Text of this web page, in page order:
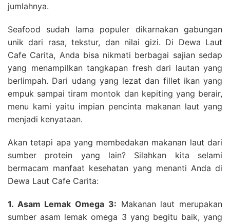
jumlahnya.
Seafood sudah lama populer dikarnakan gabungan
unik dari rasa, tekstur, dan nilai gizi. Di Dewa Laut
Cafe Carita, Anda bisa nikmati berbagai sajian sedap
yang menampilkan tangkapan fresh dari lautan yang
berlimpah. Dari udang yang lezat dan fillet ikan yang
empuk sampai tiram montok dan kepiting yang berair,
menu kami yaitu impian pencinta makanan laut yang
menjadi kenyataan.
Akan tetapi apa yang membedakan makanan laut dari
sumber protein yang lain? Silahkan kita selami
bermacam manfaat kesehatan yang menanti Anda di
Dewa Laut Cafe Carita:
1. Asam Lemak Omega 3: Makanan laut merupakan
sumber asam lemak omega 3 yang begitu baik, yang